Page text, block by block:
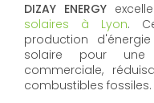
DIZAY ENERGY
solaires à Lyon.
production
solaire pour une
commerciale,
combustibles fossiles.